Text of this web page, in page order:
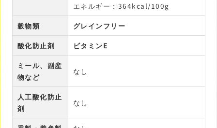
エネルギー：364kcal/100g
穀物類 グレインフリー
酸化防止剤 ビタミンE
ミール、副産
物など
なし
人工酸化防止
剤
なし